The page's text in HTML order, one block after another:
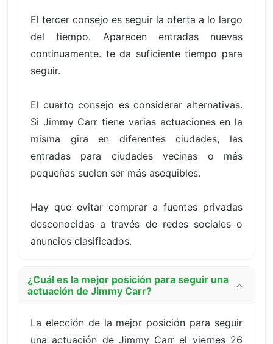
El tercer consejo es seguir la oferta a lo largo
del tiempo. Aparecen entradas nuevas
continuamente. te da suficiente tiempo para
seguir.
El cuarto consejo es considerar alternativas.
Si Jimmy Carr tiene varias actuaciones en la
misma gira en diferentes ciudades, las
entradas para ciudades vecinas o más
pequeñas suelen ser más asequibles.
Hay que evitar comprar a fuentes privadas
desconocidas a través de redes sociales o
anuncios clasificados.
¿Cuál es la mejor posición para seguir una
actuación de Jimmy Carr?
La elección de la mejor posición para seguir
una actuación de Jimmy Carr el viernes 26